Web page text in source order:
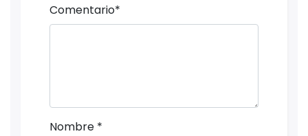
Comentario*
Nombre *